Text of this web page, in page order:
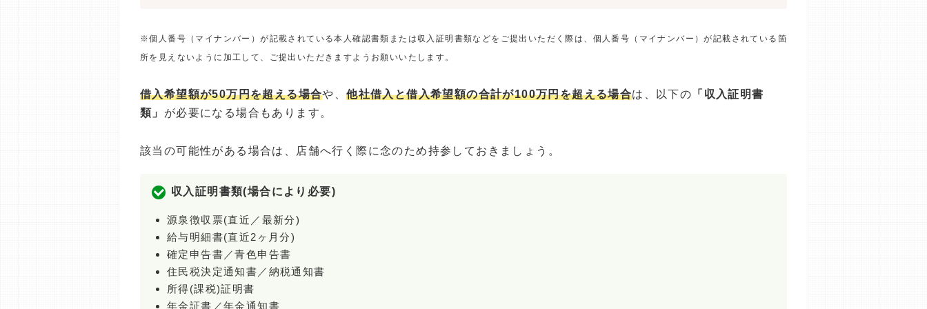
※個人番号（マイナンバー）が記載されている本人確認書類または収入証明書類などをご提出いただく際は、個人番号（マイナンバー）が記載されている箇
所を見えないように加工して、ご提出いただきますようお願いいたします。
借入希望額が50万円を超える場合や、他社借入と借入希望額の合計が100万円を超える場合は、以下の 「収入証明書
類」 が必要になる場合もあります。
該当の可能性がある場合は、店舗へ行く際に念のため持参しておきましょう。
収入証明書類(場合により必要)
源泉徴収票(直近／最新分)
給与明細書(直近2ヶ月分)
確定申告書／青色申告書
住民税決定通知書／納税通知書
所得(課税)証明書
年金証書／年金通知書